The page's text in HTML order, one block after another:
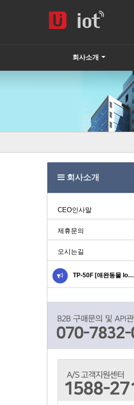
회사소개
회사소개
CEO인사말
제휴문의
오시는길
다나와 광고 런칭 UIOT스… TP-50F [애완동물 Io…